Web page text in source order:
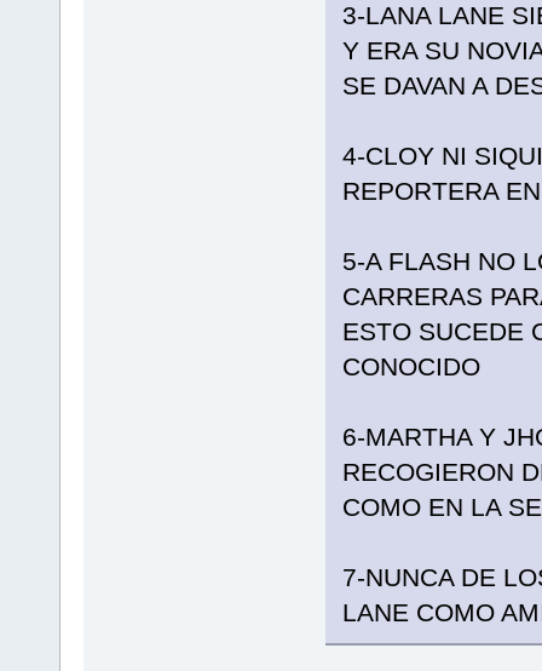
3-LANA LANE
Y ERA SU
SE DAVAN A
4-CLOY NI
REPORTERA
5-A FLASH NO
CARRERAS
ESTO SUCEDE
CONOCIDO
6-MARTHA Y
RECOGIERON
COMO EN LA
7-NUNCA DE
LANE COMO